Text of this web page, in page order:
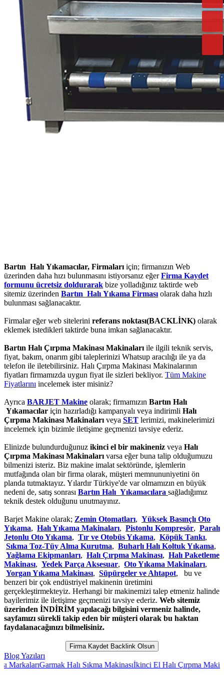
Bartın Halı Yıkamacılar, Firmalarıiçin; firmanızın Web
üzerinden daha hızı bulunmasını istiyorsanız eğerFirma Kaydet
formunu ücretsiz doldurarak bize yolladığınız taktirde web
sitemiz üzerinden Bartın Halı Yıkama Firmasıolarak daha hızlı
bulunması sağlanacaktır.
Firmalar eğer web sitelerini referans noktası(BACKLİNK) olarak
eklemek istedikleri taktirde buna imkan sağlanacaktır.
Bartın Halı Çırpma Makinası Makinalarıile ilgili teknik servis,
fiyat, bakım, onarım gibi taleplerinizi Whatsup aracılığı ile ya da
telefon ile iletebilirsiniz. Halı Çırpma Makinası Makinalarının
fiyatları firmamızda uygun fiyat ile sizleri bekliyor. Tüm Makine
Fiyatlarını incelemek ister misiniz?
Ayrıca BARJET Makine olarak; firmamızın Bartın Halı
Yıkamacılar için hazırladığı kampanyalı veya indirimli Halı
Çırpma Makinası Makinalarıveya SET lerimizi, makinelerimizi
incelemek için bizimle iletişime geçmenizi tavsiye ederiz.
Elinizde bulundurduğunuz ikinci el bir makineniz veya Halı
Çırpma Makinası Makinalarıvarsa eğer buna talip olduğumuzu
bilmenizi isteriz. Biz makine imalat sektöründe, işlemlerin
mutfağında olan bir firma olarak, müşteri memnununiyetini ön
planda tutmaktayız. Yılardır Türkiye'de var olmamızın en büyük
nedeni de, satış sonrası Bartın Halı Yıkamacılara sağladığımız
teknik destek olduğunu unutmayınız.
Barjet Makine olarak; Zemin Otomatları, Yüksek Basınçlı Oto
Yıkama, Halı Yıkama Makinaları, Pistonlu Kompresör, Paralı
Jetonlu Oto Yıkama, Tır ve Otobüs Yıkama, Köpük Tankı,
Sıkma Toz-Tüy Alma Kurutma, Buharlı Halı Koltuk Yıkama,
Yağlama Ekipmanları, Halı Çırpma Makinası, Halı Paketleme
Makinası, Yedek Parça Aksesuar, Oto Yıkama Makinaları,
Yorgan Yıkama Makinası, Süpürgeler ve Ahtapot, bu ve
benzeri bir çok endüstriyel makinenin üretimini
gerçekleştirmekteyiz. Herhangi bir makinemizi talep etmeniz halinde
bayilerimiz ile iletişime geçmenizi tavsiye ederiz. Web sitemiz
üzerinden İNDİRİM yapılacağı bilgisini vermeniz halinde,
sayfamızı sürekli takip eden bir müşteri olarak bu haktan
faydalanacağınızı bilmelisiniz.
Firma Kaydet Backlink Olsun
Blog Yazıları
Garmak Halı Sıkma Makinasıİkinci El Halı Çırpma MakinasıEv Tipi